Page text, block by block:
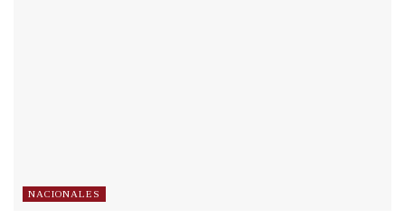
NACIONALES